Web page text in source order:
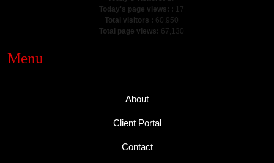
Today's page views: : 17
Total visitors : 60,950
Total page views: 67,130
Menu
About
Client Portal
Contact